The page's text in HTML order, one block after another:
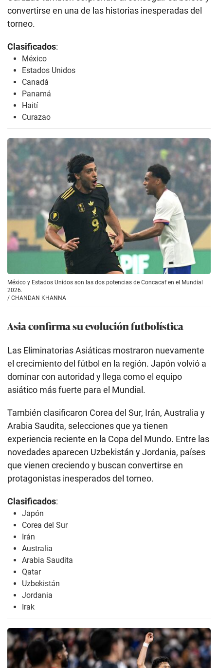
convertirse en una de las historias inesperadas del
torneo.
Clasificados:
México
Estados Unidos
Canadá
Panamá
Haití
Curazao
México y Estados Unidos son las dos potencias de Concacaf en el Mundial
2026.
/ CHANDAN KHANNA
Asia confirma su evolución futbolística
Las Eliminatorias Asiáticas mostraron nuevamente
el crecimiento del fútbol en la región. Japón volvió a
dominar con autoridad y llega como el equipo
asiático más fuerte para el Mundial.
También clasificaron Corea del Sur, Irán, Australia y
Arabia Saudita, selecciones que ya tienen
experiencia reciente en la Copa del Mundo. Entre las
novedades aparecen Uzbekistán y Jordania, países
que vienen creciendo y buscan convertirse en
protagonistas inesperados del torneo.
Clasificados:
Japón
Corea del Sur
Irán
Australia
Arabia Saudita
Qatar
Uzbekistán
Jordania
Irak